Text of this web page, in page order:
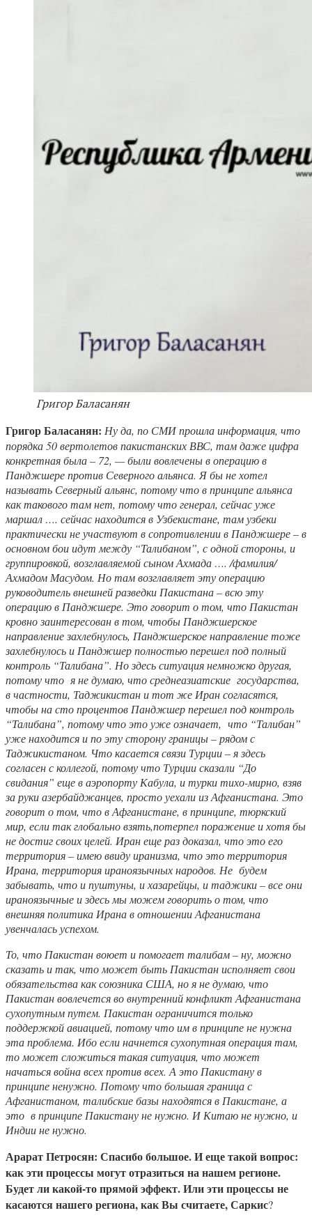
Григор Баласанян
Григор Баласанян: Ну да, по СМИ прошла информация, что
порядка 50 вертолетов пакистанских ВВС, там даже цифра
конкретная была – 72, — были вовлечены в операцию в
Панджшере против Северного альянса. Я бы не хотел
называть Северный альянс, потому что в принципе альянса
как такового там нет, потому что генерал, сейчас уже
маршал …. сейчас находится в Узбекистане, там узбеки
практически не участвуют в сопротивлении в Панджшере – в
основном бои идут между “Талибаном”, с одной стороны, и
группировкой, возглавляемой сыном Ахмада …. /фамилия/
Ахмадом Масудом. Но там возглавляет эту операцию
руководитель внешней разведки Пакистана – всю эту
операцию в Панджшере. Это говорит о том, что Пакистан
кровно заинтересован в том, чтобы Панджшерское
направление захлебнулось, Панджшерское направление тоже
захлебнулось и Панджшер полностью перешел под полный
контроль “Талибана”. Но здесь ситуация немножко другая,
потому что я не думаю, что среднеазиатские государства,
в частности, Таджикистан и тот же Иран согласятся,
чтобы на сто процентов Панджшер перешел под контроль
“Талибана”, потому что это уже означает, что “Талибан”
уже находится и по эту сторону границы – рядом с
Таджикистаном. Что касается связи Турции – я здесь
согласен с коллегой, потому что Турции сказали “До
свидания” еще в аэропорту Кабула, и турки тихо-мирно, взяв
за руки азербайджанцев, просто уехали из Афганистана. Это
говорит о том, что в Афганистане, в принципе, тюркский
мир, если так глобально взять,потерпел поражение и хотя бы
не достиг своих целей. Иран еще раз доказал, что это его
территория – имею ввиду иранизма, что это территория
Ирана, территория ираноязычных народов. Не будем
забывать, что и пуштуны, и хазарейцы, и таджики – все они
ираноязычные и здесь мы можем говорить о том, что
внешняя политика Ирана в отношении Афганистана
увенчалась успехом.
То, что Пакистан воюет и помогает талибам – ну, можно
сказать и так, что может быть Пакистан исполняет свои
обязательства как союзника США, но я не думаю, что
Пакистан вовлечется во внутренний конфликт Афганистана
сухопутным путем. Пакистан ограничится только
поддержкой авиацией, потому что им в принципе не нужна
эта проблема. Ибо если начнется сухопутная операция там,
то может сложиться такая ситуация, что может
начаться война всех против всех. А это Пакистану в
принципе ненужно. Потому что большая граница с
Афганистаном, талибские базы находятся в Пакистане, а
это в принципе Пакистану не нужно. И Китаю не нужно, и
Индии не нужно.
Арарат Петросян: Спасибо большое. И еще такой вопрос:
как эти процессы могут отразиться на нашем регионе.
Будет ли какой-то прямой эффект. Или эти процессы не
касаются нашего региона, как Вы считаете, Саркис?